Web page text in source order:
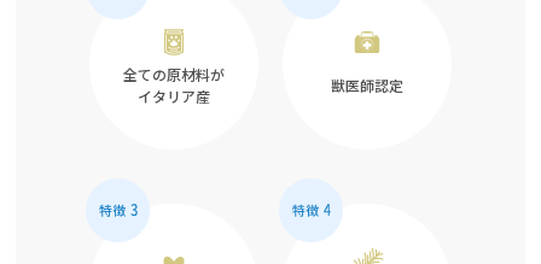
全ての原材料が
イタリア産
獣医師認定